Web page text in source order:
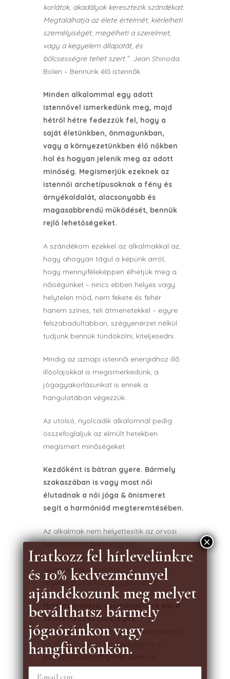
korlátok, akadályok keresztezik szándékait.
Megtalálhatja az élete értelmét, kiérlelheti
személyiségét, megélheti a szerelmet,
vagy a kegyelem állapotát, és
bölcsességre tehet szert.” Jean Shinoda
Bolen – Bennünk élő istennők
Minden alkalommal egy adott
istennővel ismerkedünk meg, majd
hétről hétre fedezzük fel, hogy a
saját életünkben, önmagunkban,
vagy a környezetünkben élő nőkben
hol és hogyan jelenik meg az adott
minőség. Megismerjük ezeknek az
istennői archetípusoknak a fény és
árnyékoldalát, alacsonyabb és
magasabbrendű működését, bennük
rejlő lehetőségeket.
A szándékom ezekkel az alkalmakkal az,
hogy ahogyan tágul a képünk arról,
hogy mennyiféleképpen élhetjük meg a
nőiségünket – nincs ebben helyes vagy
helytelen mód, nem fekete és fehér
hanem színes, teli átmenetekkel – egyre
felszabadultabban, szégyenérzet nélkül
tudjunk bennük tündökölni, kiteljesedni.
Mindig az aznapi istennői energiához illő
illóolajokkal is megismerkedünk, a
jógagyakorlásunkat is ennek a
hangulatában végezzük.
Az utolsó, nyolcadik alkalomnál pedig
összefoglaljuk az elmúlt hetekben
megismert minőségeket.
Kezdőként is bátran gyere. Bármely
szakaszában is vagy most női
élutadnak a női jóga & önismeret
segít a harmóniád megteremtésében.
Az alkalmak nem helyettesítik az orvosi
kezelést, azonban nagyban
hozzájárulhatnak az
egészségmegőrzéshez,
regenerálódáshoz, gyógyuláshoz.
Minden óránkra/eseményünkre előre
bejelentkezés szükséges.
Ha valami miatt nem tudnál jelentkezni itt
az oldalon, akkor mindenképp írj a
pandorapalota@gmail.com
Iratkozz fel hírlevelünkre
és 10% kedvezménnyel
ajándékozunk meg melyet
beválthatsz bármely
jógaóránkon vagy
hangfürdőnkön.
×